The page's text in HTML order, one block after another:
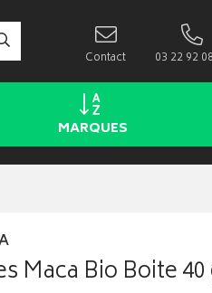
Contact 03 22 92
MARQUES
Maca Bio Boite